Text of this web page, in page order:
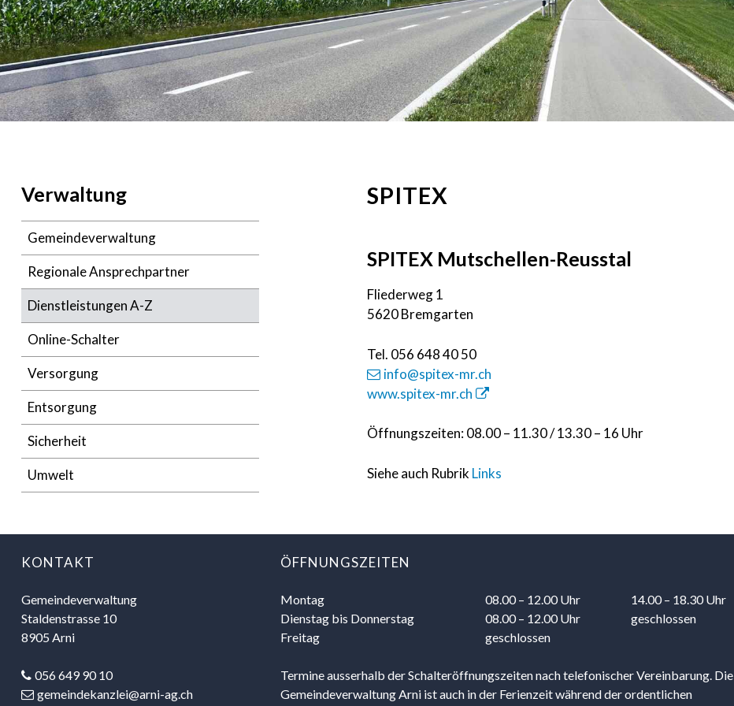
Navigation
Verwaltung
Gemeindeverwaltung
Regionale Ansprechpartner
Dienstleistungen A-Z
Online-Schalter
Versorgung
Entsorgung
Sicherheit
Umwelt
SPITEX
SPITEX Mutschellen-Reusstal
Fliederweg 1
5620 Bremgarten
Tel. 056 648 40 50
info@spitex-mr.ch
www.spitex-mr.ch
Öffnungszeiten: 08.00 – 11.30 / 13.30 – 16 Uhr
Siehe auch Rubrik Links
KONTAKT
Gemeindeverwaltung
Staldenstrasse 10
8905 Arni
056 649 90 10
gemeindekanzlei@arni-ag.ch
ÖFFNUNGSZEITEN
Montag 08.00 – 12.00 Uhr
14.00 – 18.30 Uhr
Dienstag bis Donnerstag 08.00 – 12.00 Uhr
geschlossen
Freitag
geschlossen
Termine ausserhalb der Schalteröffnungszeiten nach telefonischer Vereinbarung. Die
Gemeindeverwaltung Arni ist auch in der Ferienzeit während der ordentlichen